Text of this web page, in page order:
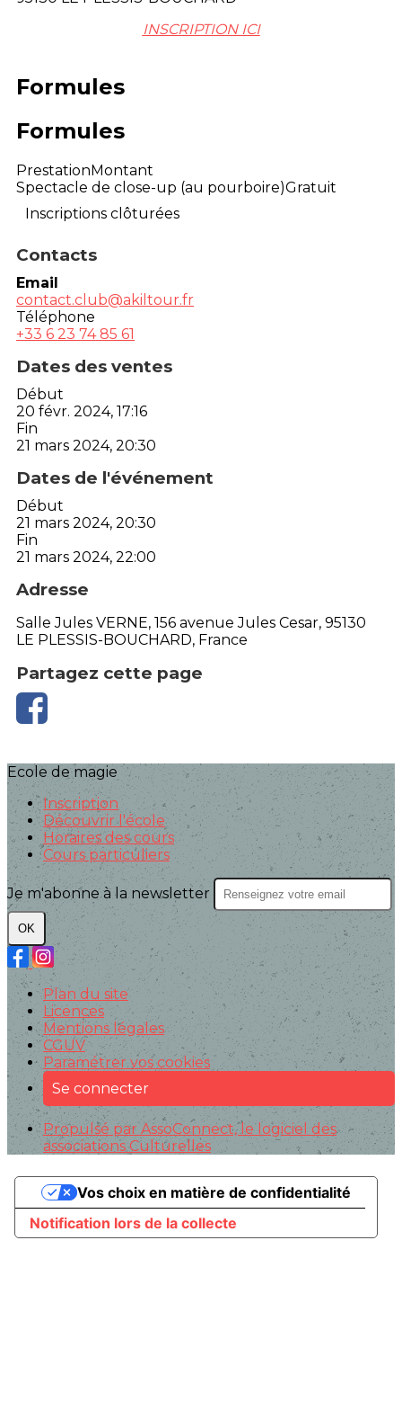
INSCRIPTION ICI
Formules
Formules
PrestationMontant
Spectacle de close-up (au pourboire)Gratuit
Inscriptions clôturées
Contacts
Email
contact.club@akiltour.fr
Téléphone
+33 6 23 74 85 61
Dates des ventes
Début
20 févr. 2024, 17:16
Fin
21 mars 2024, 20:30
Dates de l'événement
Début
21 mars 2024, 20:30
Fin
21 mars 2024, 22:00
Adresse
Salle Jules VERNE, 156 avenue Jules Cesar, 95130
LE PLESSIS-BOUCHARD, France
Partagez cette page
Ecole de magie
Inscription
Découvrir l'école
Horaires des cours
Cours particuliers
Je m'abonne à la newsletter
OK
Plan du site
Licences
Mentions légales
CGUV
Paramétrer vos cookies
Se connecter
Propulsé par AssoConnect, le logiciel des
associations Culturelles
Notification lors de la collecte
Vos choix en matière de confidentialité